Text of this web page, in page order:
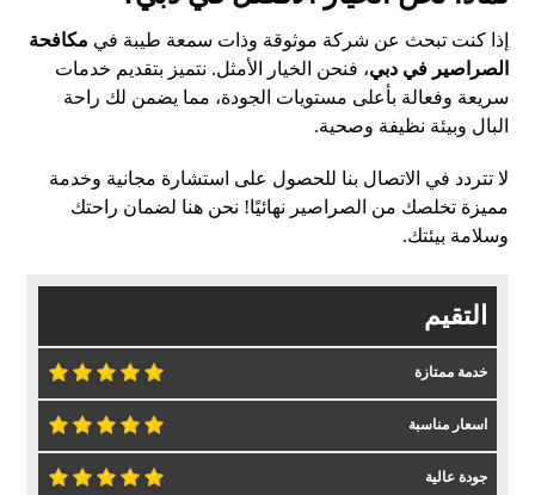
إذا كنت تبحث عن شركة موثوقة وذات سمعة طيبة في مكافحة
الصراصير في دبي، فنحن الخيار الأمثل. نتميز بتقديم خدمات
سريعة وفعالة بأعلى مستويات الجودة، مما يضمن لك راحة
البال وبيئة نظيفة وصحية.
لا تتردد في الاتصال بنا للحصول على استشارة مجانية وخدمة
مميزة تخلصك من الصراصير نهائيًا! نحن هنا لضمان راحتك
وسلامة بيئتك.
التقيم
خدمة ممتازة
اسعار مناسبة
جودة عالية